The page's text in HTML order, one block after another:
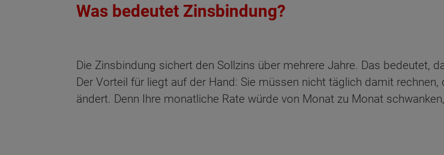
Was bedeutet Zinsbindung?
Die Zinsbindung sichert den Sollzins über mehrere Jahre. Das bedeutet,
Der Vorteil für liegt auf der Hand: Sie müssen nicht täglich damit
ändert. Denn Ihre monatliche Rate würde von Monat zu Monat